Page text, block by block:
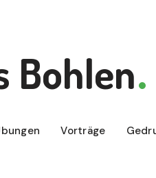
Bohlen
Vorträge